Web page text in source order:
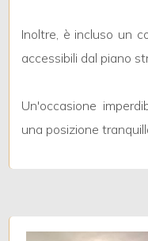
Inoltre, è incluso un
accessibili dal piano
Un'occasione
una posizione
Qualsiasi
2